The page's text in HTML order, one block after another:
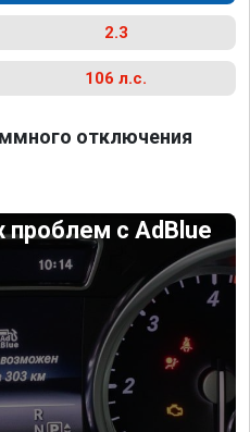
2.3
106 л.с.
отключения
проблем с AdBlue